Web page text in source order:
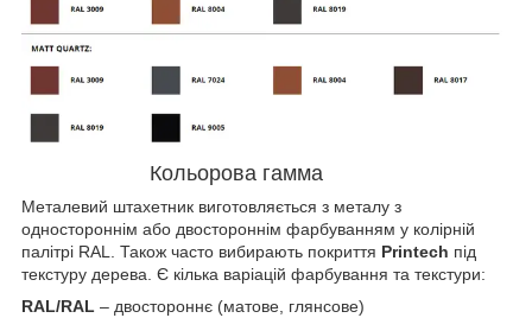
Кольорова гамма
Металевий штахетник виготовляється з металу з
одностороннім або двостороннім фарбуванням у колірній
палітрі RAL. Також часто вибирають покриття Printech під
текстуру дерева. Є кілька варіацій фарбування та текстури:
RAL/RAL – двостороннє (матове, глянсове)